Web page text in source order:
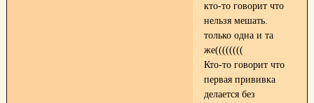
кто-то говорит что
нельзя мешать.
только одна и та
же((((((((
Кто-то говорит что
первая прививка
делается без